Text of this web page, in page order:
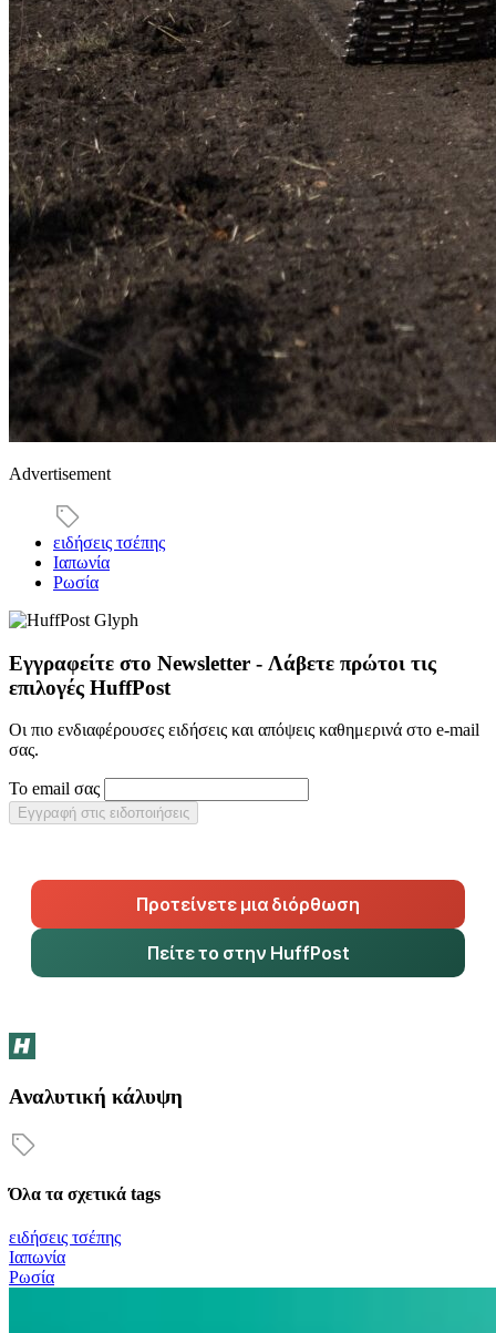
Advertisement
ειδήσεις τσέπης
Ιαπωνία
Ρωσία
Εγγραφείτε στο Newsletter - Λάβετε πρώτοι τις
επιλογές HuffPost
Οι πιο ενδιαφέρουσες ειδήσεις και απόψεις καθημερινά στο e-mail
σας.
Το email σας
Εγγραφή στις ειδοποιήσεις
Προτείνετε μια διόρθωση
Πείτε το στην HuffPost
Αναλυτική κάλυψη
Όλα τα σχετικά tags
ειδήσεις τσέπης
Ιαπωνία
Ρωσία